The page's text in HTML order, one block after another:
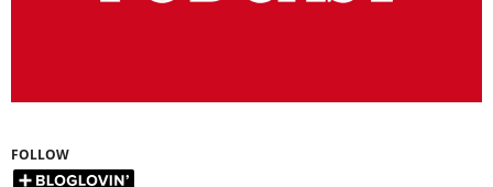
FOLLOW